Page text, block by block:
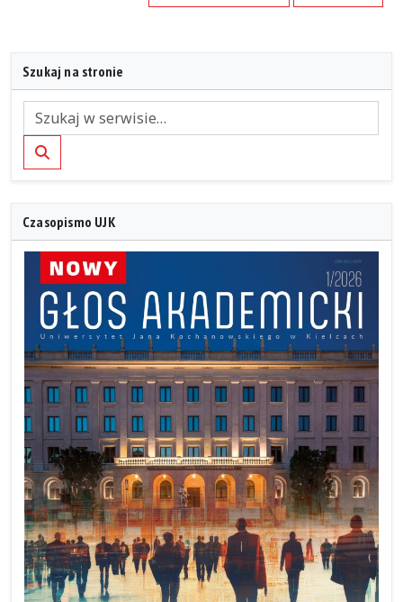
Szukaj na stronie
Szukaj
Czasopismo UJK